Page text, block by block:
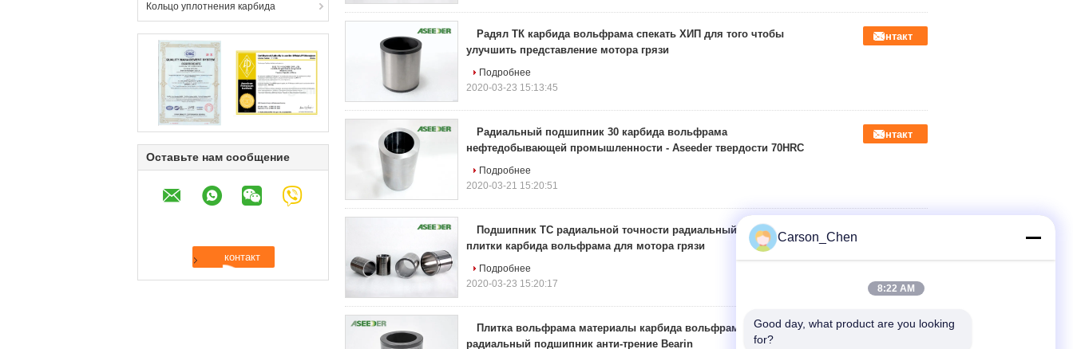
Кольцо уплотнения карбида
Оставьте нам сообщение
Радял ТК карбида вольфрама спекать ХИП для того чтобы
улучшить представление мотора грязи
контакт
Подробнее
2020-03-23 15:13:45
Радиальный подшипник 30 карбида вольфрама
нефтедобывающей промышленности - Aseeder твердости 70HRC
контакт
Подробнее
2020-03-21 15:20:51
Подшипник TC радиальной точности радиальный, подшипник
плитки карбида вольфрама для мотора грязи
Подробнее
2020-03-23 15:20:17
Плитка вольфрама материалы карбида вольфрама TC
радиальный подшипник анти-трение Bearin
контакт
Carson_Chen
8:22 AM
Good day, what product are you looking
for?